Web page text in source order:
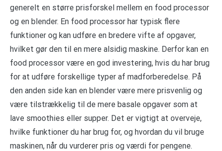
generelt en større prisforskel mellem en food processor
og en blender. En food processor har typisk flere
funktioner og kan udføre en bredere vifte af opgaver,
hvilket gør den til en mere alsidig maskine. Derfor kan en
food processor være en god investering, hvis du har brug
for at udføre forskellige typer af madforberedelse. På
den anden side kan en blender være mere prisvenlig og
være tilstrækkelig til de mere basale opgaver som at
lave smoothies eller supper. Det er vigtigt at overveje,
hvilke funktioner du har brug for, og hvordan du vil bruge
maskinen, når du vurderer pris og værdi for pengene.